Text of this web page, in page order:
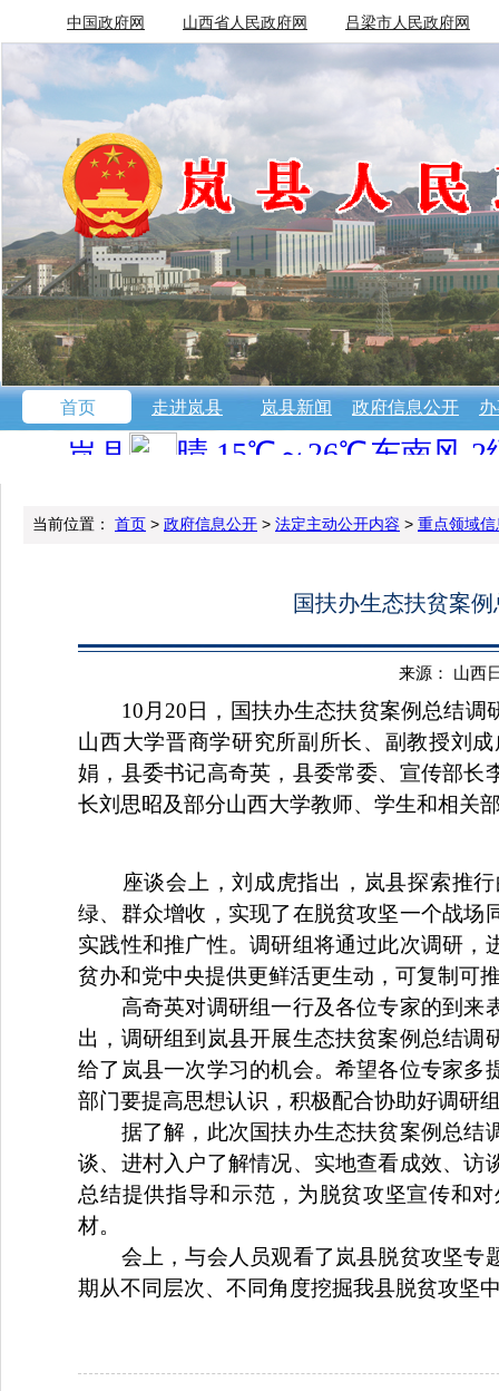
中国政府网 山西省人民政府网 吕梁市人民政府网
首页 走进岚县 岚县新闻 政府信息公开
当前位置： 首页 > 政府信息公开 > 法定主动公开内容 > 重点领域
国扶办生态扶贫案
来源： 山西
10月20日，国扶办生态扶贫案例总结
山西大学晋商学研究所副所长、副教授刘
娟，县委书记高奇英，县委常委、宣传部长
长刘思昭及部分山西大学教师、学生和相关
座谈会上，刘成虎指出，岚县探索推
绿、群众增收，实现了在脱贫攻坚一个战场
实践性和推广性。调研组将通过此次调研
贫办和党中央提供更鲜活更生动，可复制可
高奇英对调研组一行及各位专家的到来
出，调研组到岚县开展生态扶贫案例总结
给了岚县一次学习的机会。希望各位专家多
部门要提高思想认识，积极配合协助好调研
据了解，此次国扶办生态扶贫案例总结
谈、进村入户了解情况、实地查看成效、访
总结提供指导和示范，为脱贫攻坚宣传和
材。
会上，与会人员观看了岚县脱贫攻坚专
期从不同层次、不同角度挖掘我县脱贫攻坚